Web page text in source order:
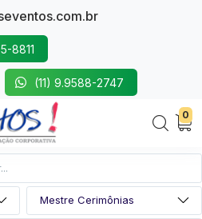
8811
(11) 9.9588-2747
0